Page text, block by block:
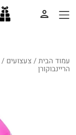
עמוד הבית/צעצועים /
הריינבוקורן